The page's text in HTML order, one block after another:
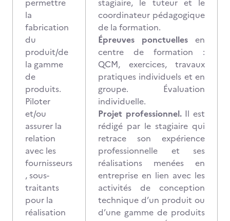
permettre
la
fabrication
du
produit/de
la gamme
de
produits.
Piloter
et/ou
assurer la
relation
avec les
fournisseurs
, sous-
traitants
pour la
réalisation
stagiaire, le tuteur et le
coordinateur pédagogique
de la formation.
Épreuves ponctuelles en
centre de formation :
QCM, exercices, travaux
pratiques individuels et en
groupe. Évaluation
individuelle.
Projet professionnel. Il est
rédigé par le stagiaire qui
retrace son expérience
professionnelle et ses
réalisations menées en
entreprise en lien avec les
activités de conception
technique d’un produit ou
d’une gamme de produits